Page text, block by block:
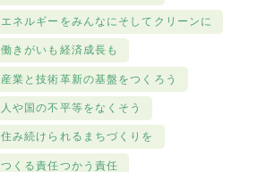
エネルギーをみんなにそしてクリーンに
働きがいも経済成長も
産業と技術革新の基盤をつくろう
人や国の不平等をなくそう
住み続けられるまちづくりを
つくる責任つかう責任